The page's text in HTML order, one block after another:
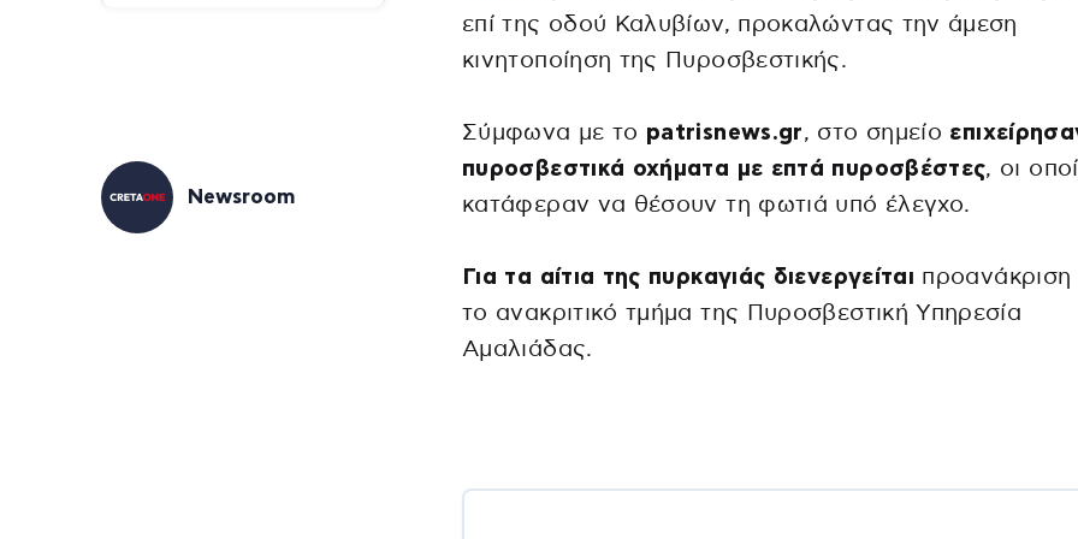
Newsroom
επί της οδού Καλυβίων, προκαλώντας την άμεση
κινητοποίηση της Πυροσβεστικής.
Σύμφωνα με το patrisnews.gr, στο σημείο
πυροσβεστικά οχήματα με επτά πυροσβέστες, οι
κατάφεραν να θέσουν τη φωτιά υπό έλεγχο.
Για τα αίτια της πυρκαγιάς διενεργείται προανάκριση
το ανακριτικό τμήμα της Πυροσβεστική Υπηρεσία
Αμαλιάδας.